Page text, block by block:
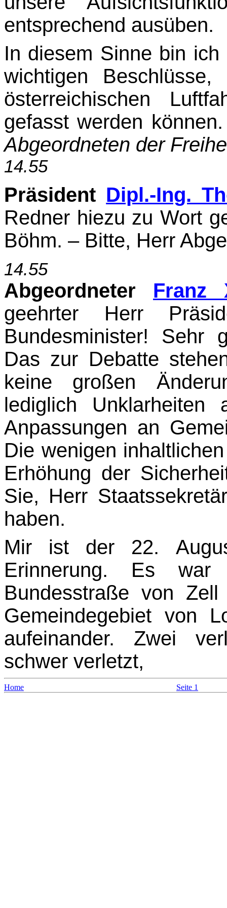
entsprechend ausüben.
In diesem Sinne bin
wichtigen
österreichischen
gefasst werden
Abgeordneten der
14.55
Präsident Dipl.-Ing.
Redner hiezu zu Wort
Böhm. – Bitte, Herr
14.55
Abgeordneter Franz
geehrter Herr
Bundesminister! Sehr
Das zur Debatte
keine großen
lediglich Unklarheiten
Anpassungen an
Die wenigen
Erhöhung der
Sie, Herr
haben.
Mir ist der 22.
Erinnerung. Es war
Bundesstraße von
Gemeindegebiet von
aufeinander. Zwei
schwer verletzt,
Home Seite 1